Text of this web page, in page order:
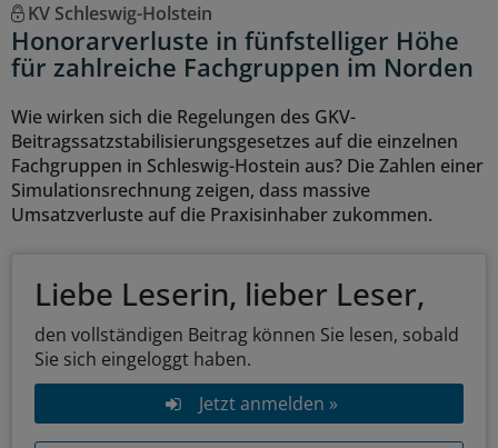
KV Schleswig-Holstein
Honorarverluste in fünfstelliger Höhe
für zahlreiche Fachgruppen im Norden
Wie wirken sich die Regelungen des GKV-
Beitragssatzstabilisierungsgesetzes auf die einzelnen
Fachgruppen in Schleswig-Hostein aus? Die Zahlen einer
Simulationsrechnung zeigen, dass massive
Umsatzverluste auf die Praxisinhaber zukommen.
Liebe Leserin, lieber Leser,
den vollständigen Beitrag können Sie lesen, sobald
Sie sich eingeloggt haben.
Jetzt anmelden »